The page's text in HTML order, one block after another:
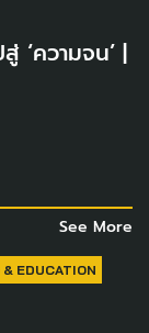
‘ความจน’ |
See More
& EDUCATION